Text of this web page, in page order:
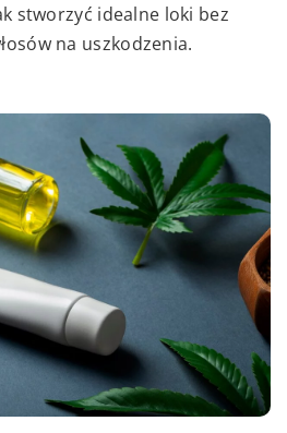
stworzyć idealne loki bez
na uszkodzenia.